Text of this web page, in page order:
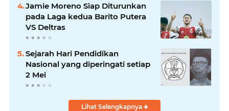
Jamie Moreno Siap Diturunkan
pada Laga kedua Barito Putera
VS Deltras
Sejarah Hari Pendidikan
Nasional yang diperingati setiap
2 Mei
Lihat Selengkapnya